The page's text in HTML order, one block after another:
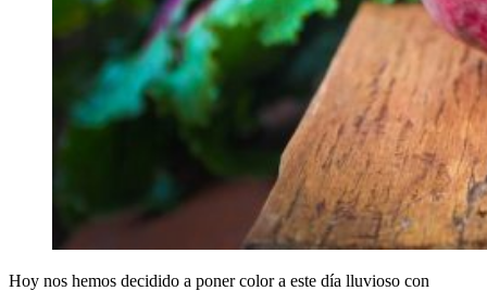
Hoy nos hemos decidido a poner color a este día lluvioso con